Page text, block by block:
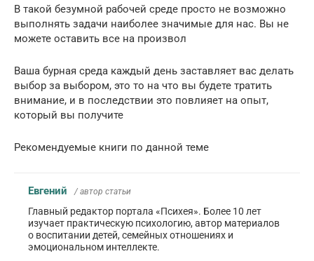
В такой безумной рабочей среде просто не возможно
выполнять задачи наиболее значимые для нас. Вы не
можете оставить все на произвол
Ваша бурная среда каждый день заставляет вас делать
выбор за выбором, это то на что вы будете тратить
внимание, и в последствии это повлияет на опыт,
который вы получите
Рекомендуемые книги по данной теме
Евгений / автор статьи
Главный редактор портала «Психея». Более 10 лет
изучает практическую психологию, автор материалов
о воспитании детей, семейных отношениях и
эмоциональном интеллекте.